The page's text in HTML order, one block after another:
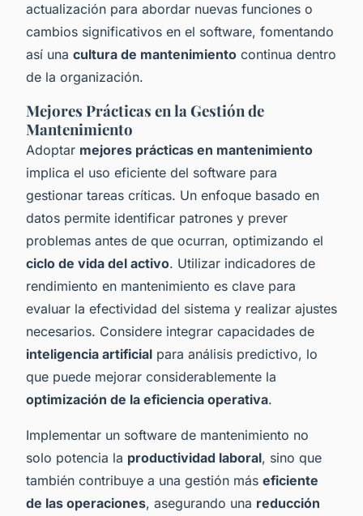
actualización para abordar nuevas funciones o
cambios significativos en el software, fomentando
así una cultura de mantenimiento continua dentro
de la organización.
Mejores Prácticas en la Gestión de
Mantenimiento
Adoptar mejores prácticas en mantenimiento
implica el uso eficiente del software para
gestionar tareas críticas. Un enfoque basado en
datos permite identificar patrones y prever
problemas antes de que ocurran, optimizando el
ciclo de vida del activo. Utilizar indicadores de
rendimiento en mantenimiento es clave para
evaluar la efectividad del sistema y realizar ajustes
necesarios. Considere integrar capacidades de
inteligencia artificial para análisis predictivo, lo
que puede mejorar considerablemente la
optimización de la eficiencia operativa.
Implementar un software de mantenimiento no
solo potencia la productividad laboral, sino que
también contribuye a una gestión más eficiente
de las operaciones, asegurando una reducción